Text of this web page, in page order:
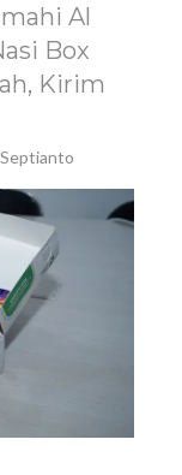
Al
Box
Kirim